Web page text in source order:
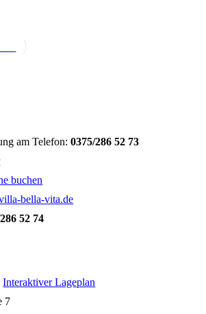
am Telefon:0375/286 52 73
buchen
bella-vita.de
52 74
Interaktiver Lageplan
7